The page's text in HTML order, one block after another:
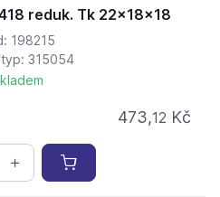
reduk. Tk 22x18x18
198215
315054
473,12 Kč